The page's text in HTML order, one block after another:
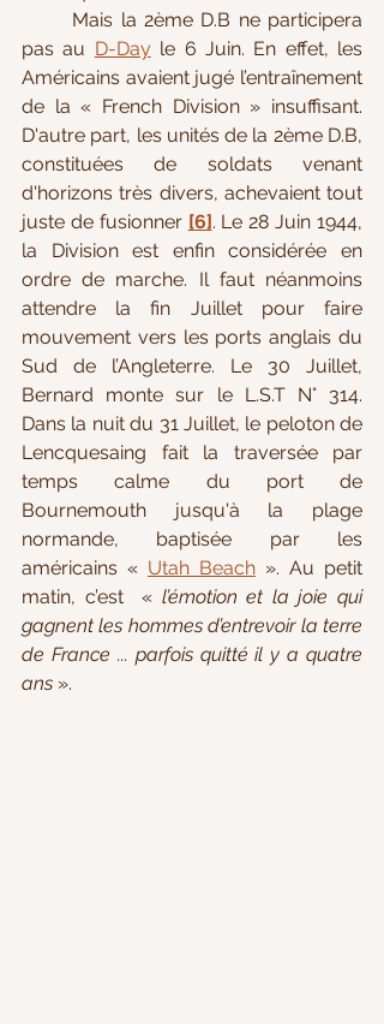
	Mais l
a 2ème D.B ne participera
pas au D-Day le 6 Juin. En effet, les
Américains avaient jugé l’entraînement
de la « French Division » insuffisant.
D'autre part, les unités de la 2ème D.B,
constituées de soldats venant
d'horizons très divers, achevaient tout
juste de fusionner [6]. Le 28 Juin 1944,
la Division est enfin considérée en
ordre de marche. Il faut néanmoins
attendre la fin Juillet pour faire
mouvement vers les ports anglais du
Sud de l’Angleterre. Le 30 Juillet,
Bernard monte sur le L.S.T N° 314.
Dans la nuit du 31 Juillet, le peloton de
Lencquesaing fait la traversée par
temps calme du port de
normande, baptisée par les
américains « Utah Beach ». Au petit
matin, c’est  « l’émotion et la joie qui
gagnent les hommes d’entrevoir la terre
de France ... parfois quitté il y a quatre
ans ».